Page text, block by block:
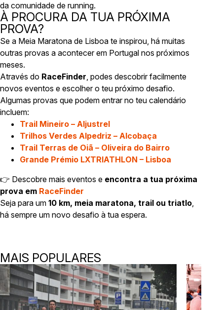
da comunidade de running.
À PROCURA DA TUA PRÓXIMA
PROVA?
Se a Meia Maratona de Lisboa te inspirou, há muitas
outras provas a acontecer em Portugal nos próximos
meses.
Através do RaceFinder, podes descobrir facilmente
novos eventos e escolher o teu próximo desafio.
Algumas provas que podem entrar no teu calendário
incluem:
Trail Mineiro – Aljustrel
Trilhos Verdes Alpedriz – Alcobaça
Trail Terras de Oiã – Oliveira do Bairro
Grande Prémio LXTRIATHLON – Lisboa
👉 Descobre mais eventos e encontra a tua próxima
prova em RaceFinder
Seja para um 10 km, meia maratona, trail ou triatlo,
há sempre um novo desafio à tua espera.
MAIS POPULARES